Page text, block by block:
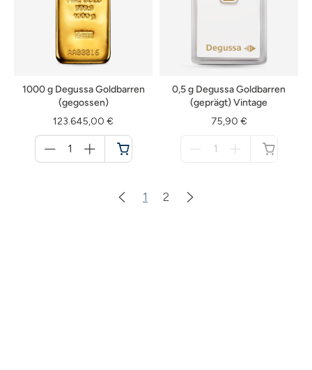
1000 g Degussa Goldbarren
(gegossen)
123.645,00 €
für
Warenkorb
0,5 g Degussa Goldbarren
(geprägt) Vintage
75,90 €
1 2